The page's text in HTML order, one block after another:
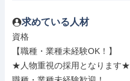
求めている人材
資格
【職種・業種未経験OK！】
★人物重視の採用となります★